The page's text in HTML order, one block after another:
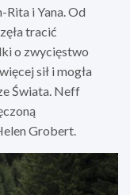
Rita i Yana. Od
tracić
o zwycięstwo
sił i mogła
Świata. Neff
Grobert.